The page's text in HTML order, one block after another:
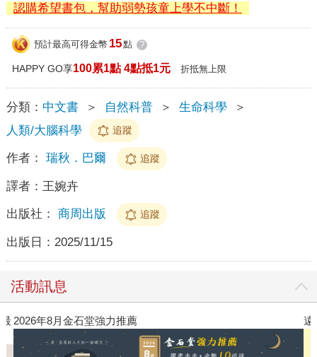
認購希望書包，幫助弱勢孩童上學不中斷！
預計最高可得金幣 15點 ?
HAPPY GO享100累1點 4點抵1元 折抵無上限
分類： 中文書 ＞ 自然科普 ＞ 生命科學
＞
人類/大腦科學
追蹤
作者： 瑞秋．巴爾 追蹤
譯者： 王婉卉
出版社： 商周出版 追蹤
出版日： 2025/11/15
活動訊息
2026年8月金石堂強力推薦 遠